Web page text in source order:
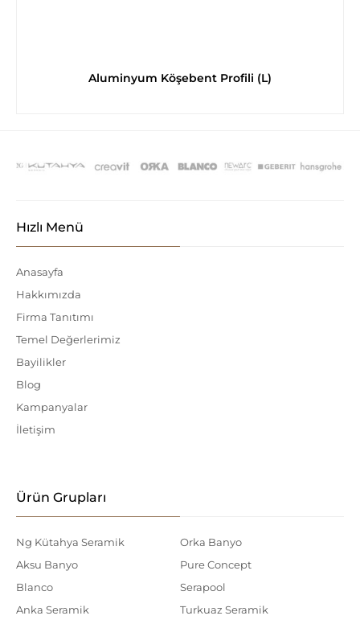
Aluminyum Köşebent Profili (L)
Hızlı Menü
Anasayfa
Hakkımızda
Firma Tanıtımı
Temel Değerlerimiz
Bayilikler
Blog
Kampanyalar
İletişim
Ürün Grupları
Ng Kütahya Seramik
Aksu Banyo
Blanco
Anka Seramik
Orka Banyo
Pure Concept
Serapool
Turkuaz Seramik